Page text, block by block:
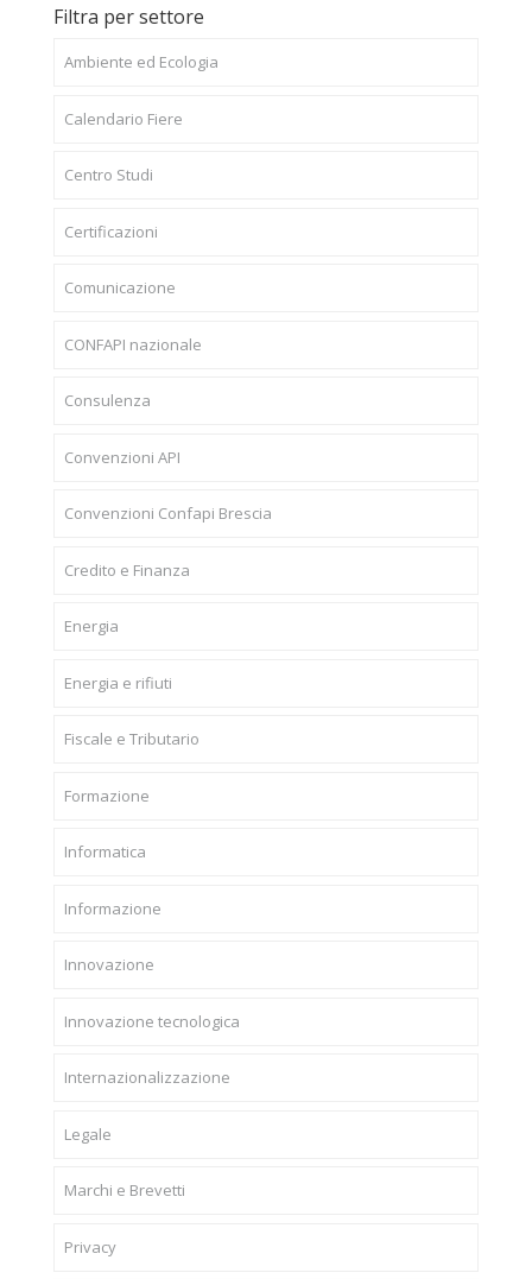
Filtra per settore
Ambiente ed Ecologia
Calendario Fiere
Centro Studi
Certificazioni
Comunicazione
CONFAPI nazionale
Consulenza
Convenzioni API
Convenzioni Confapi Brescia
Credito e Finanza
Energia
Energia e rifiuti
Fiscale e Tributario
Formazione
Informatica
Informazione
Innovazione
Innovazione tecnologica
Internazionalizzazione
Legale
Marchi e Brevetti
Privacy